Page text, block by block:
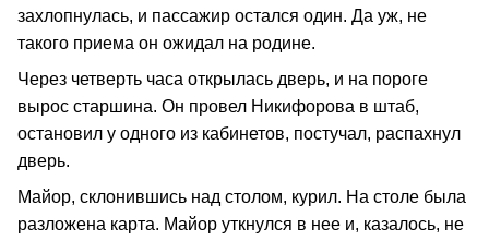
захлопнулась, и пассажир остался один. Да уж, не
такого приема он ожидал на родине.
Через четверть часа открылась дверь, и на пороге
вырос старшина. Он провел Никифорова в штаб,
остановил у одного из кабинетов, постучал, распахнул
дверь.
Майор, склонившись над столом, курил. На столе была
разложена карта. Майор уткнулся в нее и, казалось, не